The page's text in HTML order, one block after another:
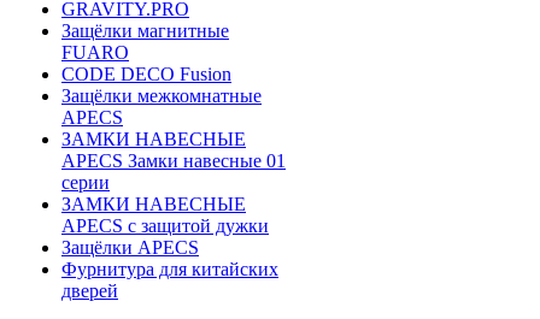
GRAVITY.PRO
Защёлки магнитные
FUARO
CODE DECO Fusion
Защёлки межкомнатные
APECS
ЗАМКИ НАВЕСНЫЕ
APECS Замки навесные 01
серии
ЗАМКИ НАВЕСНЫЕ
APECS с защитой дужки
Защёлки APECS
Фурнитура для китайских
дверей